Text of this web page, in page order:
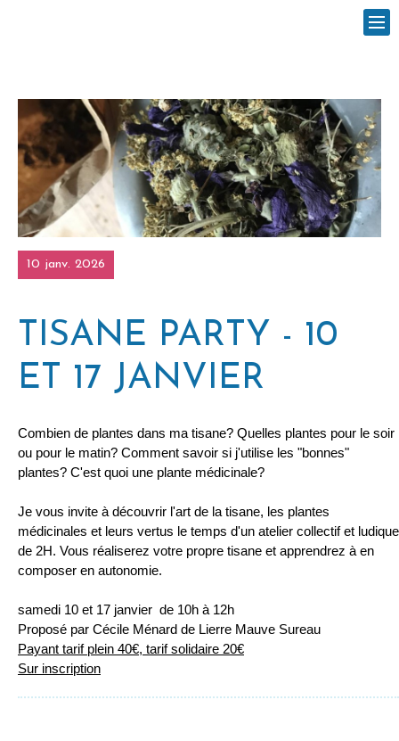
10 janv. 2026
TISANE PARTY - 10
ET 17 JANVIER
Combien de plantes dans ma tisane? Quelles plantes pour le soir
ou pour le matin? Comment savoir si j'utilise les "bonnes"
plantes? C'est quoi une plante médicinale?
Je vous invite à découvrir l'art de la tisane, les plantes
médicinales et leurs vertus le temps d'un atelier collectif et ludique
de 2H. Vous réaliserez votre propre tisane et apprendrez à en
composer en autonomie.
samedi 10 et 17 janvier de 10h à 12h
Proposé par Cécile Ménard de Lierre Mauve Sureau
Payant tarif plein 40€, tarif solidaire 20€
Sur inscription